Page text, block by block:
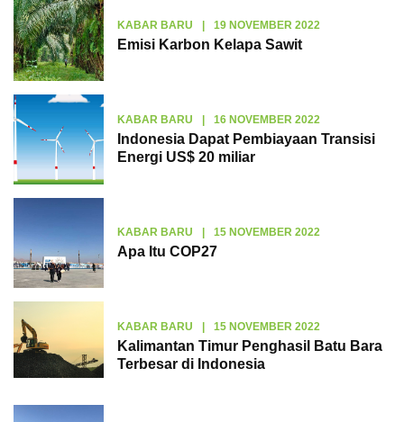
KABAR BARU | 19 NOVEMBER 2022
Emisi Karbon Kelapa Sawit
KABAR BARU | 16 NOVEMBER 2022
Indonesia Dapat Pembiayaan Transisi
Energi US$ 20 miliar
KABAR BARU | 15 NOVEMBER 2022
Apa Itu COP27
KABAR BARU | 15 NOVEMBER 2022
Kalimantan Timur Penghasil Batu Bara
Terbesar di Indonesia